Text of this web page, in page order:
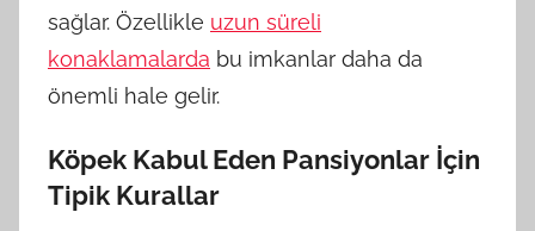
sağlar. Özellikle uzun süreli
konaklamalarda bu imkanlar daha da
önemli hale gelir.
Köpek Kabul Eden Pansiyonlar İçin
Tipik Kurallar